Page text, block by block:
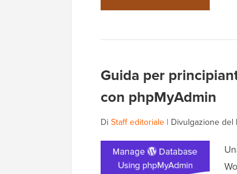
Guida per
con phpMyAdmin
Di Staff editoriale | Divulgazione del